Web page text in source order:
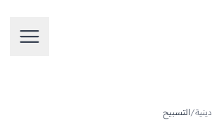
فتح
دينية/التسبيح